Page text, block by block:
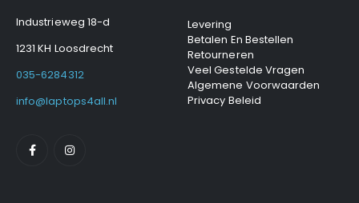
Industrieweg 18-d
1231 KH Loosdrecht
035-6284312
info@laptops4all.nl
Levering
Betalen En Bestellen
Retourneren
Veel Gestelde Vragen
Algemene Voorwaarden
Privacy Beleid